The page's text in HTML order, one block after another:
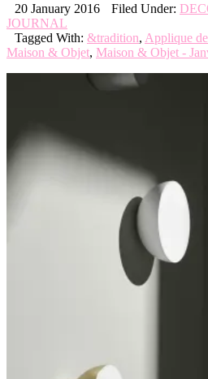
20 January 2016 Filed Under:
JOURNAL
Tagged With: &tradition, Applique
Maison & Objet, Maison & Objet -